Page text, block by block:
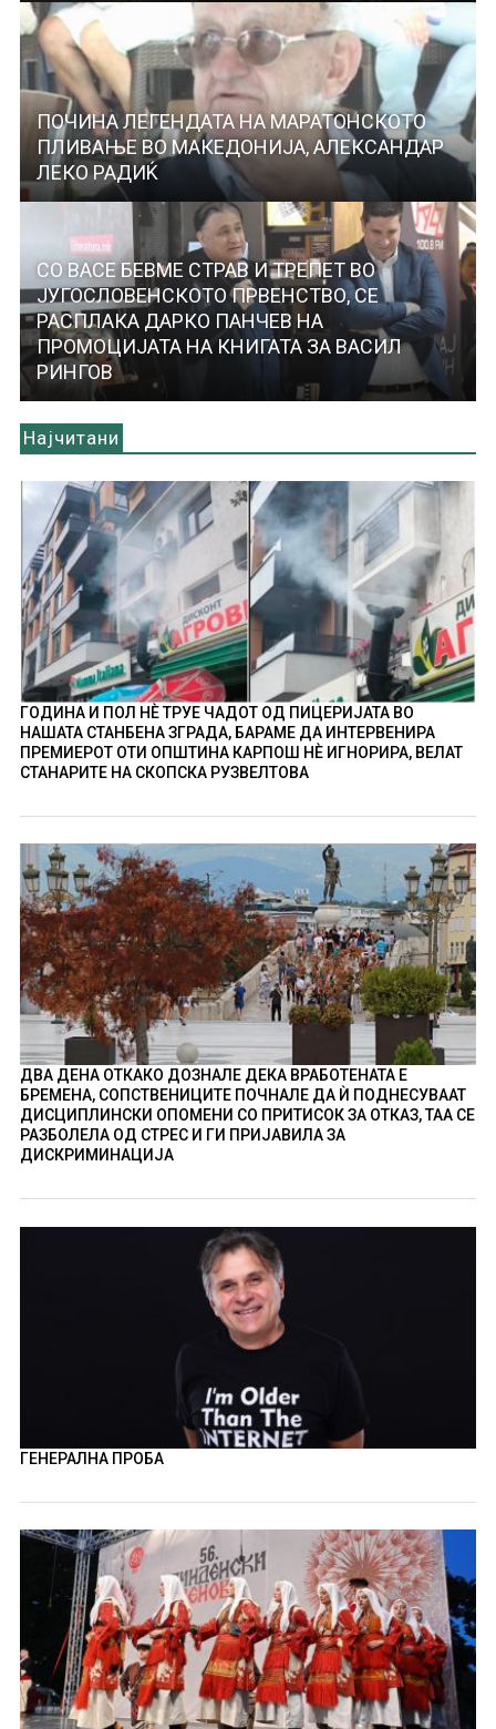
ПОЧИНА ЛЕГЕНДАТА НА МАРАТОНСКОТО
ПЛИВАЊЕ ВО МАКЕДОНИЈА, АЛЕКСАНДАР
ЛЕКО РАДИЌ
СО ВАСЕ БЕВМЕ СТРАВ И ТРЕПЕТ ВО
ЈУГОСЛОВЕНСКОТО ПРВЕНСТВО, СЕ
РАСПЛАКА ДАРКО ПАНЧЕВ НА
ПРОМОЦИЈАТА НА КНИГАТА ЗА ВАСИЛ
РИНГОВ
Најчитани
ГОДИНА И ПОЛ НÈ ТРУЕ ЧАДОТ ОД ПИЦЕРИЈАТА ВО
НАШАТА СТАНБЕНА ЗГРАДА, БАРАМЕ ДА ИНТЕРВЕНИРА
ПРЕМИЕРОТ ОТИ ОПШТИНА КАРПОШ НÈ ИГНОРИРА, ВЕЛАТ
СТАНАРИТЕ НА СКОПСКА РУЗВЕЛТОВА
ДВА ДЕНА ОТКАКО ДОЗНАЛЕ ДЕКА ВРАБОТЕНАТА Е
БРЕМЕНА, СОПСТВЕНИЦИТЕ ПОЧНАЛЕ ДА Ѝ ПОДНЕСУВААТ
ДИСЦИПЛИНСКИ ОПОМЕНИ СО ПРИТИСОК ЗА ОТКАЗ, ТАА СЕ
РАЗБОЛЕЛА ОД СТРЕС И ГИ ПРИЈАВИЛА ЗА
ДИСКРИМИНАЦИЈА
ГЕНЕРАЛНА ПРОБА